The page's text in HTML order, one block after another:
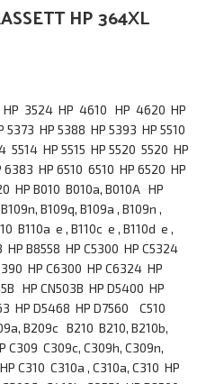
HP 364XL
3524 HP 4610 HP 4620 HP
HP 5388 HP 5393 HP 5510
5514 HP 5515 HP 5520 5520 HP
HP 6510 6510 HP 6520 HP
HP B010 B010a, B010A HP
B109q, B109a , B109n ,
B110a e , B110c e , B110d e ,
HP B8558 HP C5300 HP C5324
HP C6300 HP C6324 HP
HP CN503B HP D5400 HP
HP D5468 HP D7560 C510
B209c B210 B210, B210b,
C309 C309c, C309h, C309n,
C310 C310a , C310a, C310 HP